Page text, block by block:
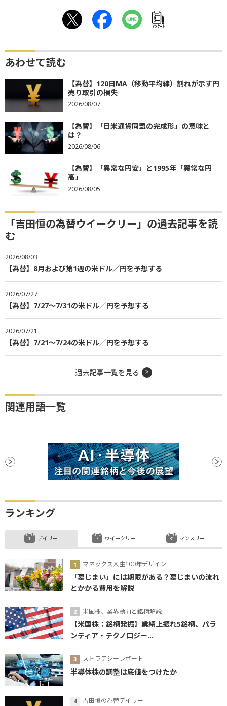
ｱﾝｹｰﾄ
あわせて読む
【為替】120日MA（移動平均線）割れが示す円
売り取引の損失
2026/08/07
【為替】「日米通貨同盟の完成形」の意味と
は？
2026/08/06
【為替】「異常な円安」と1995年「異常な円
高」
2026/08/05
「吉田恒の為替ウイークリー」の過去記事を読
む
2026/08/03
【為替】8月および第1週の米ドル／円を予想する
2026/07/27
【為替】7/27～7/31の米ドル／円を予想する
2026/07/21
【為替】7/21～7/24の米ドル／円を予想する
過去記事一覧を見る
関連用語一覧
ランキング
デイリー
マネックス人生100年デザイン
「墓じまい」には期限がある？墓じまいの流れ
とかかる費用を解説
米国株、業界動向と銘柄解説
【米国株：銘柄発掘】業績上振れ5銘柄、パラ
ンティア・テクノロジー...
ストラテジーレポート
半導体株の調整は底値をつけたか
吉田恒の為替デイリー
ウイークリー マンスリー